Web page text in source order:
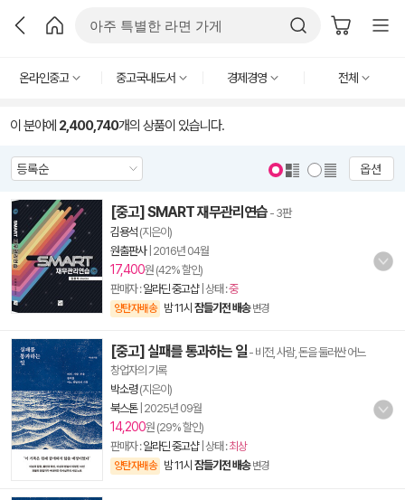
온라인중고 중고국내도서 경제경영 전체
이 분야에 2,400,740개의 상품이 있습니다.
옵션
[중고] SMART 재무관리연습 - 3판
김용석 (지은이)
원출판사| 2016년 04월
17,400원 (42% 할인)
판매자 :알라딘 중고샵| 상태 :중
양탄자배송 밤 11시 잠들기전 배송 변경
[중고] 실패를 통과하는 일 - 비전, 사람, 돈을 둘러싼 어느
창업자의 기록
박소령(지은이)
북스톤| 2025년 09월
14,200원 (29% 할인)
판매자 :알라딘 중고샵| 상태 :최상
양탄자배송 밤 11시 잠들기전 배송 변경